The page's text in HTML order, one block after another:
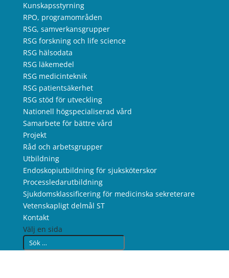
Kunskapsstyrning
RPO, programområden
RSG, samverkansgrupper
RSG forskning och life science
RSG hälsodata
RSG läkemedel
RSG medicinteknik
RSG patientsäkerhet
RSG stöd för utveckling
Nationell högspecialiserad vård
Samarbete för bättre vård
Projekt
Råd och arbetsgrupper
Utbildning
Endoskopiutbildning för sjuksköterskor
Processledarutbildning
Sjukdomsklassificering för medicinska sekreterare
Vetenskapligt delmål ST
Kontakt
Välj en sida